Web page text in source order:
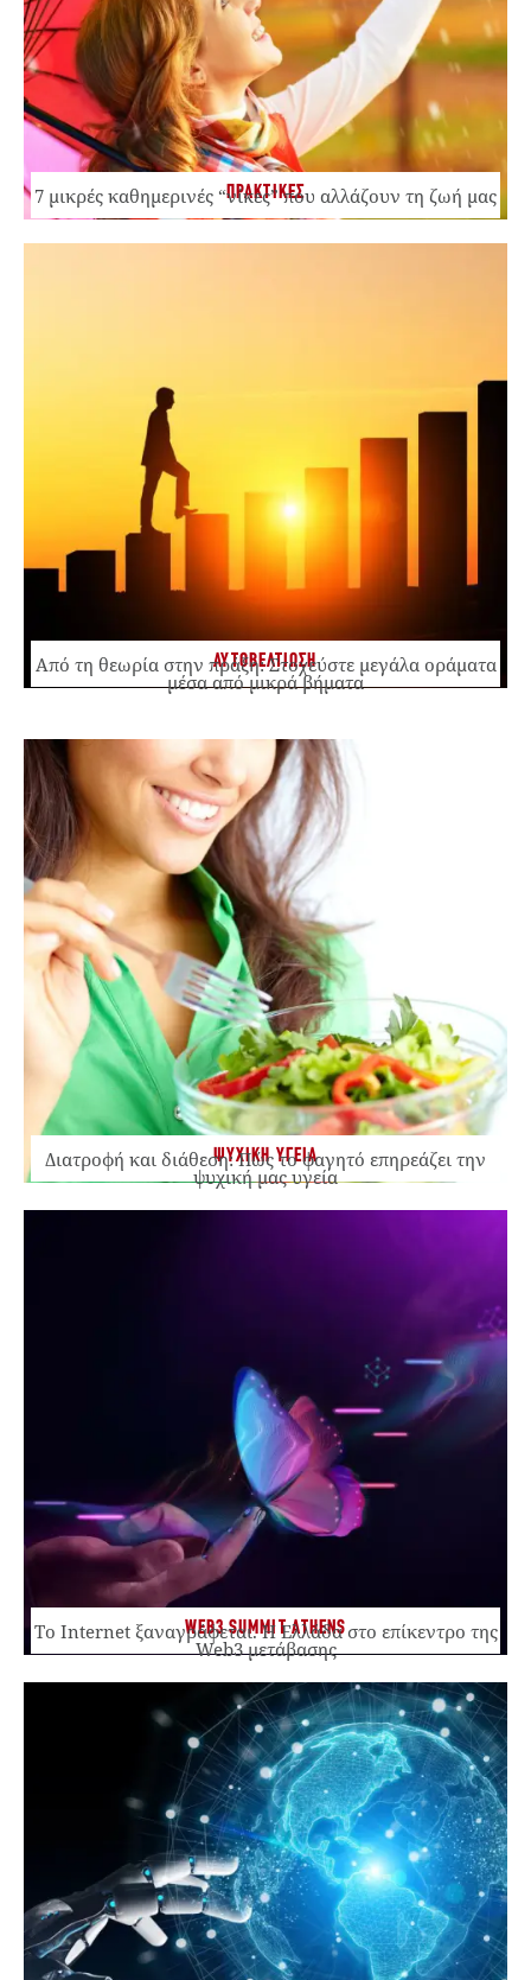
ΠΡΑΚΤΙΚΕΣ
7 μικρές καθημερινές “νίκες” που αλλάζουν τη ζωή μας
ΑΥΤΟΒΕΛΤΙΩΣΗ
Από τη θεωρία στην πράξη: Στοχεύστε μεγάλα οράματα
μέσα από μικρά βήματα
ΨΥΧΙΚΗ ΥΓΕΙΑ
Διατροφή και διάθεση: Πώς το φαγητό επηρεάζει την
ψυχική μας υγεία
WEB3 SUMMIT ATHENS
Το Internet ξαναγράφεται. Η Ελλάδα στο επίκεντρο της
Web3 μετάβασης